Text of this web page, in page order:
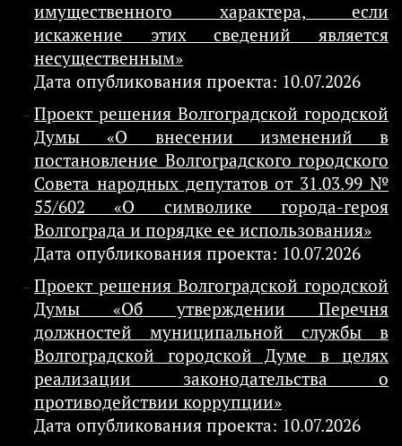
имущественного характера, если
искажение этих сведений является
несущественным»
Дата опубликования проекта: 10.07.2026
Проект решения Волгоградской городской
Думы «О внесении изменений в
постановление Волгоградского городского
Совета народных депутатов от 31.03.99 №
55/602 «О символике города-героя
Волгограда и порядке ее использования»
Дата опубликования проекта: 10.07.2026
Проект решения Волгоградской городской
Думы «Об утверждении Перечня
должностей муниципальной службы в
Волгоградской городской Думе в целях
реализации законодательства о
противодействии коррупции»
Дата опубликования проекта: 10.07.2026